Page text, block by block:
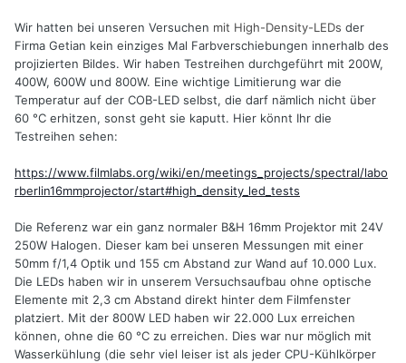
Wir hatten bei unseren Versuchen mit High-Density-LEDs der
Firma Getian kein einziges Mal Farbverschiebungen innerhalb des
projizierten Bildes. Wir haben Testreihen durchgeführt mit 200W,
400W, 600W und 800W. Eine wichtige Limitierung war die
Temperatur auf der COB-LED selbst, die darf nämlich nicht über
60 °C erhitzen, sonst geht sie kaputt. Hier könnt Ihr die
Testreihen sehen:
https://www.filmlabs.org/wiki/en/meetings_projects/spectral/labo
rberlin16mmprojector/start#high_density_led_tests
Die Referenz war ein ganz normaler B&H 16mm Projektor mit 24V
250W Halogen. Dieser kam bei unseren Messungen mit einer
50mm f/1,4 Optik und 155 cm Abstand zur Wand auf 10.000 Lux.
Die LEDs haben wir in unserem Versuchsaufbau ohne optische
Elemente mit 2,3 cm Abstand direkt hinter dem Filmfenster
platziert. Mit der 800W LED haben wir 22.000 Lux erreichen
können, ohne die 60 °C zu erreichen. Dies war nur möglich mit
Wasserkühlung (die sehr viel leiser ist als jeder CPU-Kühlkörper